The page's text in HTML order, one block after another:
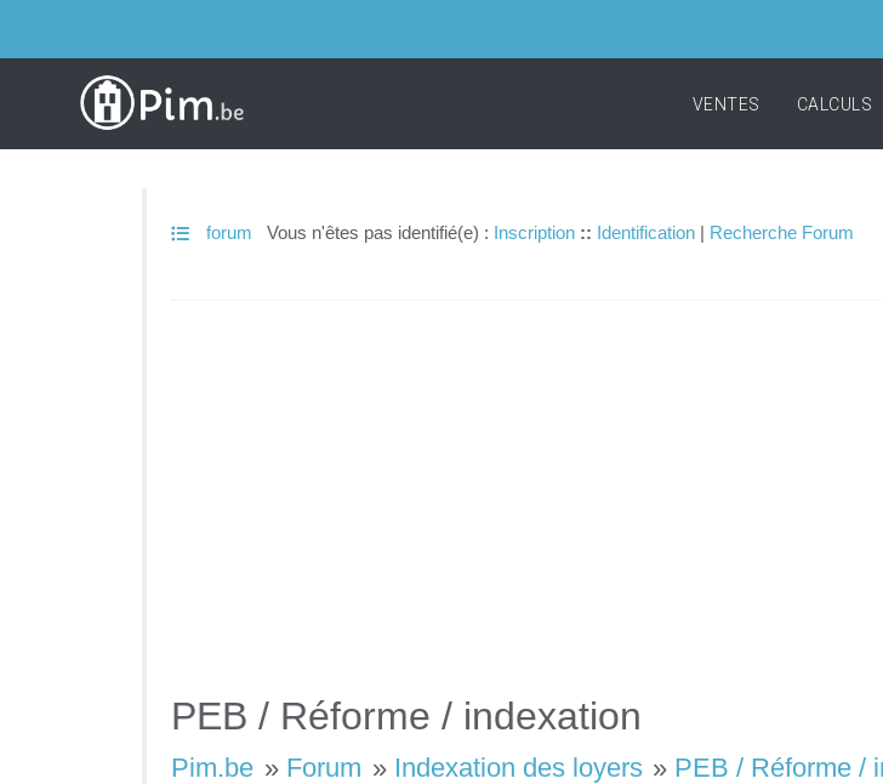
VENTES CALCULS
forum Vous n'êtes pas identifié(e) : Inscription :: Identification | Recherche Forum
PEB / Réforme / indexation
Pim.be » Forum » Indexation des loyers » PEB / Réforme /